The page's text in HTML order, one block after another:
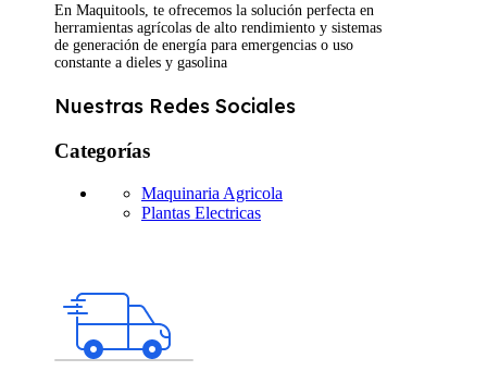
En Maquitools, te ofrecemos la solución perfecta en
herramientas agrícolas de alto rendimiento y sistemas
de generación de energía para emergencias o uso
constante a dieles y gasolina
Nuestras Redes Sociales
Categorías
Maquinaria Agricola
Plantas Electricas